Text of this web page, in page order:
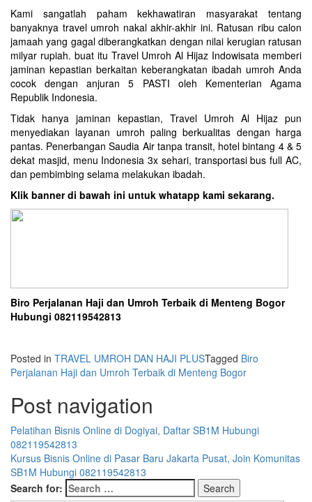
Kami sangatlah paham kekhawatiran masyarakat tentang
banyaknya travel umroh nakal akhir-akhir ini. Ratusan ribu calon
jamaah yang gagal diberangkatkan dengan nilai kerugian ratusan
milyar rupiah. buat itu Travel Umroh Al Hijaz Indowisata memberi
jaminan kepastian berkaitan keberangkatan ibadah umroh Anda
cocok dengan anjuran 5 PASTI oleh Kementerian Agama
Republik Indonesia.
Tidak hanya jaminan kepastian, Travel Umroh Al Hijaz pun
menyediakan layanan umroh paling berkualitas dengan harga
pantas. Penerbangan Saudia Air tanpa transit, hotel bintang 4 & 5
dekat masjid, menu Indonesia 3x sehari, transportasi bus full AC,
dan pembimbing selama melakukan ibadah.
Klik banner di bawah ini untuk whatapp kami sekarang.
Biro Perjalanan Haji dan Umroh Terbaik di Menteng Bogor
Hubungi 082119542813
Posted in TRAVEL UMROH DAN HAJI PLUSTagged Biro
Perjalanan Haji dan Umroh Terbaik di Menteng Bogor
Post navigation
Pelatihan Bisnis Online di Dogiyai, Daftar SB1M Hubungi
082119542813
Kursus Bisnis Online di Pasar Baru Jakarta Pusat, Join Komunitas
SB1M Hubungi 082119542813
Search for: